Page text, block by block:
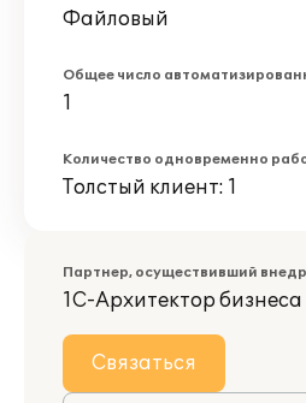
Файловый
Общее число
1
Количество одновременно
Толстый клиент: 1
Партнер, осуществивший
1С-Архитектор бизнеса
Связаться